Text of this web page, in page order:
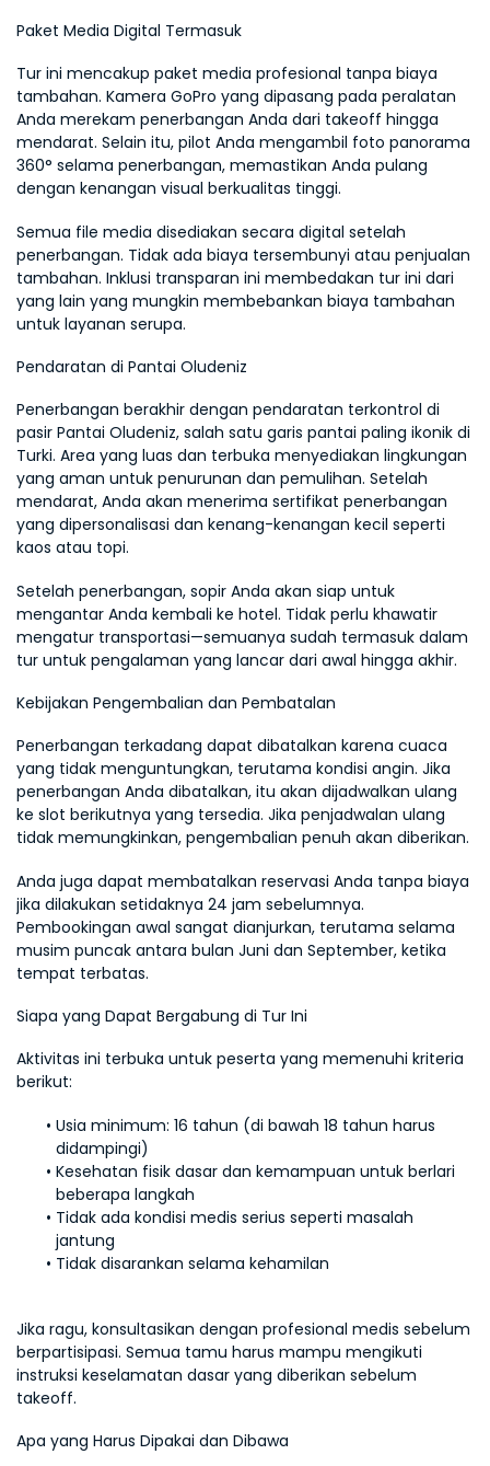
Paket Media Digital Termasuk
Tur ini mencakup paket media profesional tanpa biaya
tambahan. Kamera GoPro yang dipasang pada peralatan
Anda merekam penerbangan Anda dari takeoff hingga
mendarat. Selain itu, pilot Anda mengambil foto panorama
360° selama penerbangan, memastikan Anda pulang
dengan kenangan visual berkualitas tinggi.
Semua file media disediakan secara digital setelah
penerbangan. Tidak ada biaya tersembunyi atau penjualan
tambahan. Inklusi transparan ini membedakan tur ini dari
yang lain yang mungkin membebankan biaya tambahan
untuk layanan serupa.
Pendaratan di Pantai Oludeniz
Penerbangan berakhir dengan pendaratan terkontrol di
pasir Pantai Oludeniz, salah satu garis pantai paling ikonik di
Turki. Area yang luas dan terbuka menyediakan lingkungan
yang aman untuk penurunan dan pemulihan. Setelah
mendarat, Anda akan menerima sertifikat penerbangan
yang dipersonalisasi dan kenang-kenangan kecil seperti
kaos atau topi.
Setelah penerbangan, sopir Anda akan siap untuk
mengantar Anda kembali ke hotel. Tidak perlu khawatir
mengatur transportasi—semuanya sudah termasuk dalam
tur untuk pengalaman yang lancar dari awal hingga akhir.
Kebijakan Pengembalian dan Pembatalan
Penerbangan terkadang dapat dibatalkan karena cuaca
yang tidak menguntungkan, terutama kondisi angin. Jika
penerbangan Anda dibatalkan, itu akan dijadwalkan ulang
ke slot berikutnya yang tersedia. Jika penjadwalan ulang
tidak memungkinkan, pengembalian penuh akan diberikan.
Anda juga dapat membatalkan reservasi Anda tanpa biaya
jika dilakukan setidaknya 24 jam sebelumnya.
Pembookingan awal sangat dianjurkan, terutama selama
musim puncak antara bulan Juni dan September, ketika
tempat terbatas.
Siapa yang Dapat Bergabung di Tur Ini
Aktivitas ini terbuka untuk peserta yang memenuhi kriteria
berikut:
Usia minimum: 16 tahun (di bawah 18 tahun harus
didampingi)
Kesehatan fisik dasar dan kemampuan untuk berlari
beberapa langkah
Tidak ada kondisi medis serius seperti masalah
jantung
Tidak disarankan selama kehamilan
Jika ragu, konsultasikan dengan profesional medis sebelum
berpartisipasi. Semua tamu harus mampu mengikuti
instruksi keselamatan dasar yang diberikan sebelum
takeoff.
Apa yang Harus Dipakai dan Dibawa